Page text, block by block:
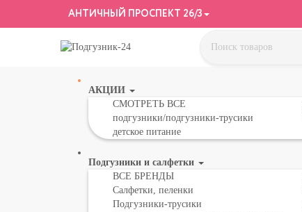
АНТИЧНЫЙ ПРОСПЕКТ 26/3
АКЦИИ
СМОТРЕТЬ ВСЕ
подгузники/подгузники-трусики
детское питание
Подгузники и салфетки
ВСЕ БРЕНДЫ
Салфетки, пеленки
Подгузники-трусики